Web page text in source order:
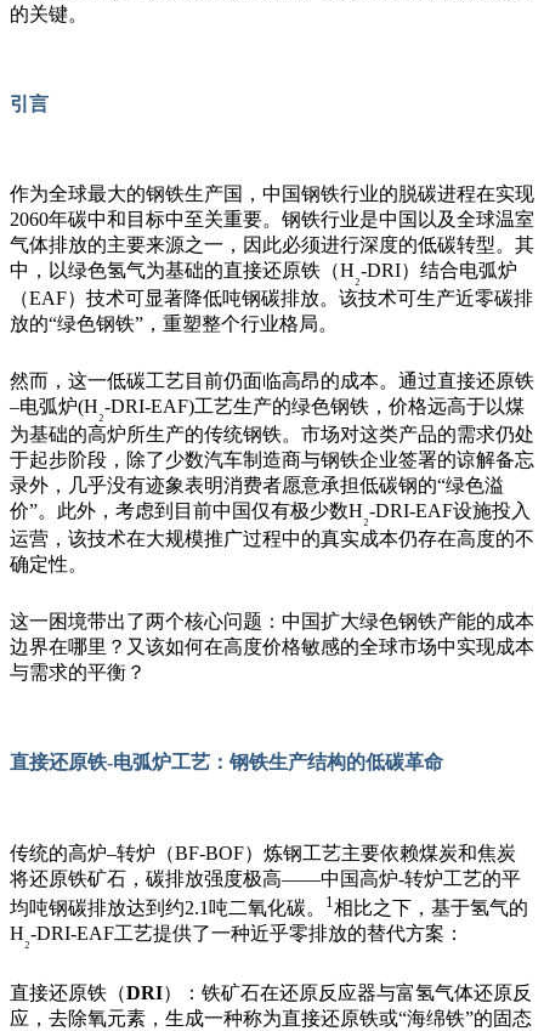
的关键。
引言
作为全球最大的钢铁生产国，中国钢铁行业的脱碳进程在实现
2060年碳中和目标中至关重要。钢铁行业是中国以及全球温室
气体排放的主要来源之一，因此必须进行深度的低碳转型。其
中，以绿色氢气为基础的直接还原铁（H₂-DRI）结合电弧炉
（EAF）技术可显著降低吨钢碳排放。该技术可生产近零碳排
放的“绿色钢铁” ，重塑整个行业格局。
然而，这一低碳工艺目前仍面临高昂的成本。通过直接还原铁
–电弧炉(H₂-DRI-EAF)工艺生产的绿色钢铁，价格远高于以煤
为基础的高炉所生产的传统钢铁。市场对这类产品的需求仍处
于起步阶段，除了少数汽车制造商与钢铁企业签署的谅解备忘
录外，几乎没有迹象表明消费者愿意承担低碳钢的“绿色溢
价”。此外，考虑到目前中国仅有极少数H₂-DRI-EAF设施投入
运营，该技术在大规模推广过程中的真实成本仍存在高度的不
确定性。
这一困境带出了两个核心问题：中国扩大绿色钢铁产能的成本
边界在哪里？又该如何在高度价格敏感的全球市场中实现成本
与需求的平衡？
直接还原铁-电弧炉工艺：钢铁生产结构的低碳革命
传统的高炉–转炉（BF-BOF）炼钢工艺主要依赖煤炭和焦炭
将还原铁矿石，碳排放强度极高——中国高炉-转炉工艺的平
均吨钢碳排放达到约2.1 吨二氧化碳。 1 相比之下，基于氢气的
H₂-DRI-EAF工艺提供了一种近乎零排放的替代方案：
直接还原铁（DRI）：铁矿石在还原反应器与富氢气体还原反
应，去除氧元素，生成一种称为直接还原铁或“海绵铁”的固态